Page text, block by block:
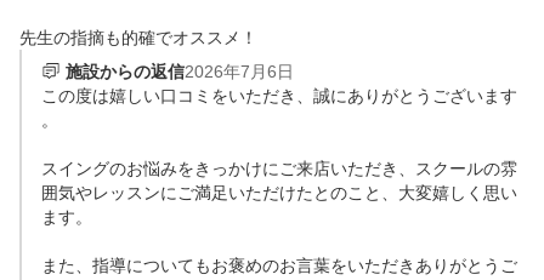
先生の指摘も的確でオススメ！
施設からの返信2026年7月6日
この度は嬉しい口コミをいただき、誠にありがとうございます
。
スイングのお悩みをきっかけにご来店いただき、スクールの雰
囲気やレッスンにご満足いただけたとのこと、大変嬉しく思い
ます。
また、指導についてもお褒めのお言葉をいただきありがとうご